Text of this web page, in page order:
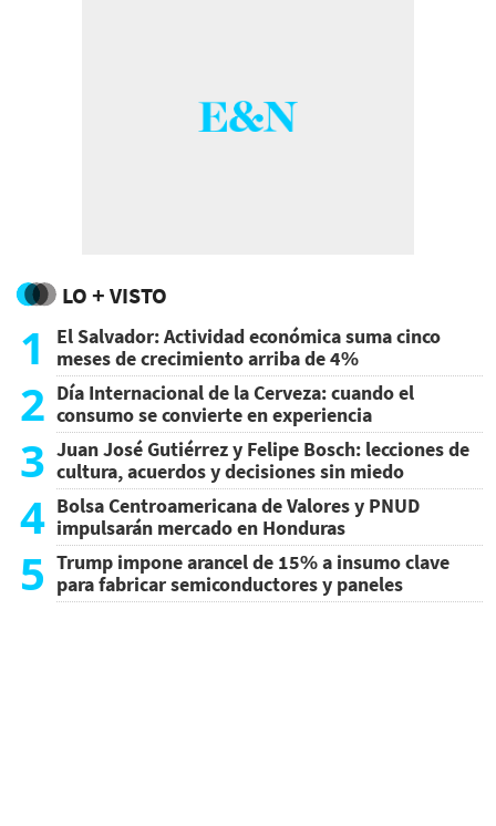
LO + VISTO
1
El Salvador: Actividad económica suma cinco
meses de crecimiento arriba de 4%
2 Día Internacional de la Cerveza: cuando el
consumo se convierte en experiencia
3 Juan José Gutiérrez y Felipe Bosch: lecciones de
cultura, acuerdos y decisiones sin miedo
4 Bolsa Centroamericana de Valores y PNUD
impulsarán mercado en Honduras
5 Trump impone arancel de 15% a insumo clave
para fabricar semiconductores y paneles